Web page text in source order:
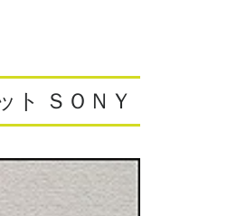
ト ＳＯＮＹ